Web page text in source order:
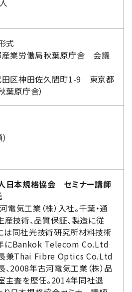
式
産業労働局秋葉原庁舎 会議
田区神田佐久間町1-9 東京都
原庁舎）
日本規格協会 セミナー講師
気工業（株）入社。千葉・通
技術、品質保証、製造に従
は同社光技術研究所材料技術
にBankok Telecom Co.Ltd
兼Thai Fibre Optics Co.Ltd
2008年古河電気工業（株）品
主査を歴任。2014年同社退